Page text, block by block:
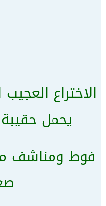
الاختراع
يحمل
فوط ومناشف